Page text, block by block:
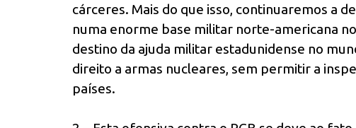
cárceres. Mais do que isso, continuaremos a
numa enorme base militar norte-americana
destino da ajuda militar estadunidense no
direito a armas nucleares, sem permitir a
países.